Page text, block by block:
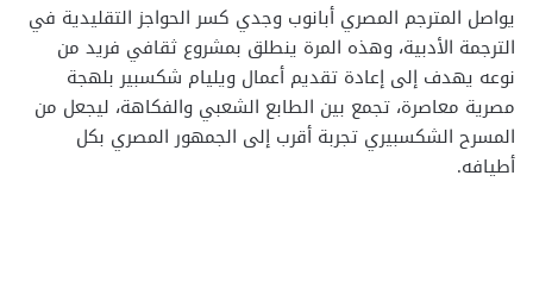
يواصل المترجم المصري أبانوب وجدي كسر الحواجز التقليدية في
الترجمة الأدبية، وهذه المرة ينطلق بمشروع ثقافي فريد من
نوعه يهدف إلى إعادة تقديم أعمال ويليام شكسبير بلهجة
مصرية معاصرة، تجمع بين الطابع الشعبي والفكاهة، ليجعل من
المسرح الشكسبيري تجربة أقرب إلى الجمهور المصري بكل
أطيافه.